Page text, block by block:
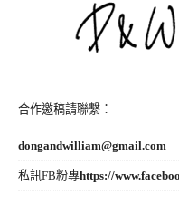
合作邀稿請聯繫：
dongandwilliam@gmail.com
私訊FB粉專https://